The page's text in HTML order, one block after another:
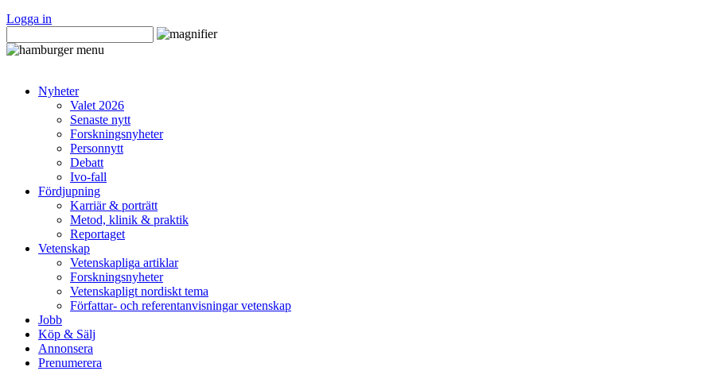
Logga in
Nyheter
Valet 2026
Senaste nytt
Forskningsnyheter
Personnytt
Debatt
Ivo-fall
Fördjupning
Karriär & porträtt
Metod, klinik & praktik
Reportaget
Vetenskap
Vetenskapliga artiklar
Forskningsnyheter
Vetenskapligt nordiskt tema
Författar- och referentanvisningar vetenskap
Jobb
Köp & Sälj
Annonsera
Prenumerera